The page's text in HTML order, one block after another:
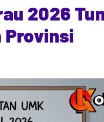
2026
Provinsi